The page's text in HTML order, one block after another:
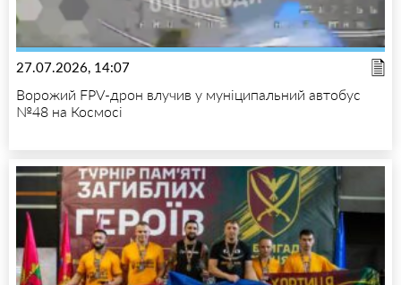
27.07.2026, 14:07
Ворожий FPV-дрон влучив у муніципальний автобус
№48 на Космосі